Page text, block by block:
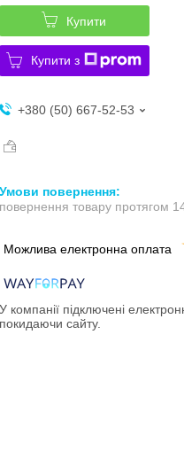
Купити
Купити з
+380 (50) 667-52-53
повернення товару протягом
У компанії підключені
покидаючи сайту.